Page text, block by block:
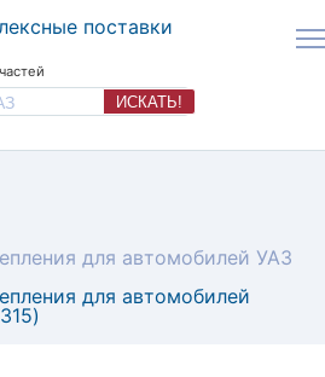
ИСКАТЬ!
для автомобилей УАЗ
для автомобилей